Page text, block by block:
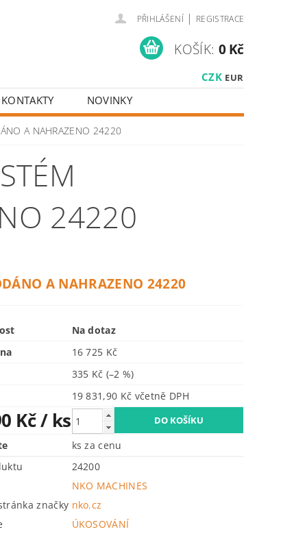
PŘIHLÁŠENÍ | REGISTRACE
CZK EUR
KOŠÍK: 0 Kč
KONTAKTY NOVINKY
A NAHRAZENO 24220
24220
A NAHRAZENO 24220
Na dotaz
16 725 Kč
335 Kč (–2 %)
19 831,90 Kč včetně DPH
Kč/ ks
ks za cenu
24200
NKO MACHINES
značky nko.cz
ÚKOSOVÁNÍ